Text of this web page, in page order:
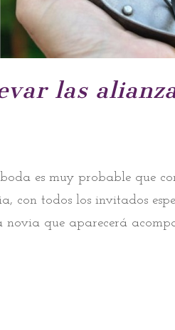
las
es muy probable que
con todos los invitados
que aparecerá